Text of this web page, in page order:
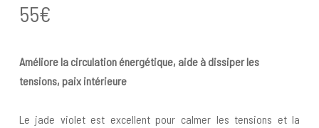
55€
Améliore la circulation énergétique, aide à dissiper les
tensions, paix intérieure
Le jade violet est excellent pour calmer les tensions et la